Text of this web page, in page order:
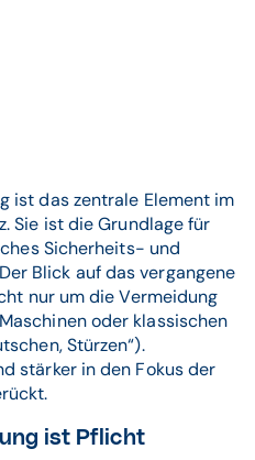
ist das zentrale Element im
Sie ist die Grundlage für
Sicherheits- und
Blick auf das vergangene
nur um die Vermeidung
oder klassischen
Stürzen“).
stärker in den Fokus der
ist Pflicht